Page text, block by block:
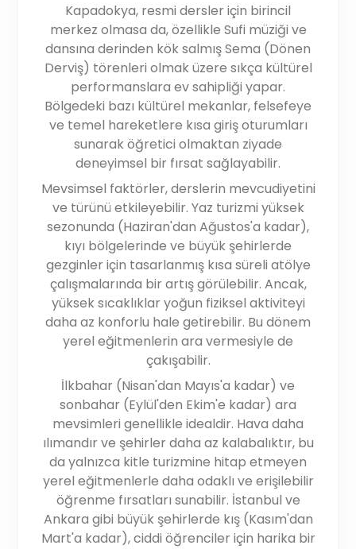
Kapadokya, resmi dersler için birincil
merkez olmasa da, özellikle Sufi müziği ve
dansına derinden kök salmış Sema (Dönen
Derviş) törenleri olmak üzere sıkça kültürel
performanslara ev sahipliği yapar.
Bölgedeki bazı kültürel mekanlar, felsefeye
ve temel hareketlere kısa giriş oturumları
sunarak öğretici olmaktan ziyade
deneyimsel bir fırsat sağlayabilir.
Mevsimsel faktörler, derslerin mevcudiyetini
ve türünü etkileyebilir. Yaz turizmi yüksek
sezonunda (Haziran'dan Ağustos'a kadar),
kıyı bölgelerinde ve büyük şehirlerde
gezginler için tasarlanmış kısa süreli atölye
çalışmalarında bir artış görülebilir. Ancak,
yüksek sıcaklıklar yoğun fiziksel aktiviteyi
daha az konforlu hale getirebilir. Bu dönem
yerel eğitmenlerin ara vermesiyle de
çakışabilir.
İlkbahar (Nisan'dan Mayıs'a kadar) ve
sonbahar (Eylül'den Ekim'e kadar) ara
mevsimleri genellikle idealdir. Hava daha
ılımandır ve şehirler daha az kalabalıktır, bu
da yalnızca kitle turizmine hitap etmeyen
yerel eğitmenlerle daha odaklı ve erişilebilir
öğrenme fırsatları sunabilir. İstanbul ve
Ankara gibi büyük şehirlerde kış (Kasım'dan
Mart'a kadar), ciddi öğrenciler için harika bir